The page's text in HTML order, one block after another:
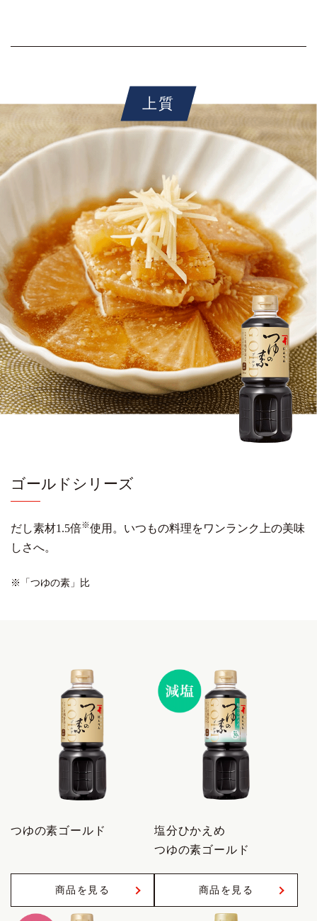
上質
ゴールドシリーズ
だし素材1.5倍※使用。 いつもの料理をワンランク上の美味
しさへ。
※「つゆの素」比
つゆの素ゴールド
商品を見る
塩分ひかえめ
つゆの素ゴールド
商品を見る